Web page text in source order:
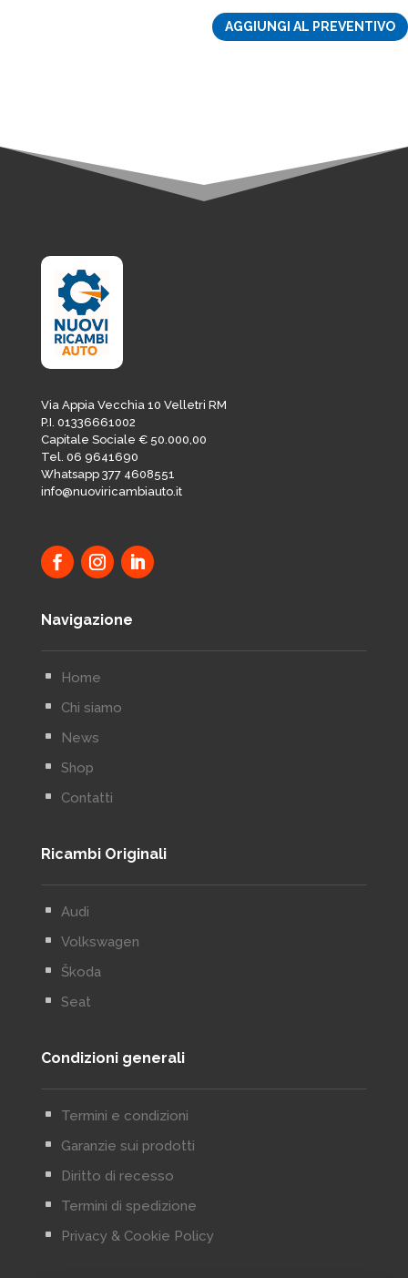
originaleattuale
AGGIUNGI AL PREVENTIVO
Via Appia Vecchia 10 Velletri RM
P.I. 01336661002
Capitale Sociale € 50.000,00
Tel. 06 9641690
Whatsapp 377 4608551
info@nuoviricambiauto.it
Navigazione
^ Home
^ Chi siamo
^ News
^ Shop
^ Contatti
Ricambi Originali
^ Audi
^ Volkswagen
^ Škoda
^ Seat
Condizioni generali
^ Termini e condizioni
^ Garanzie sui prodotti
^ Diritto di recesso
^ Termini di spedizione
^ Privacy & Cookie Policy